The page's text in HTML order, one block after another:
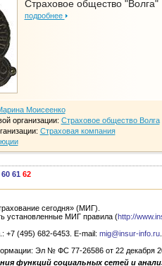
Страховое общество "Волга"
подробнее
Моисеенко
организации: Страховое общество Волга
Страховая компания
60 61 62
сегодня» (МИГ).
установленные МИГ правила (http://
+7 (495) 682-6453. E-mail: mig@insur-info.ru
Эл № ФС 77-26586 от 22 декабря
функций социальных сетей и